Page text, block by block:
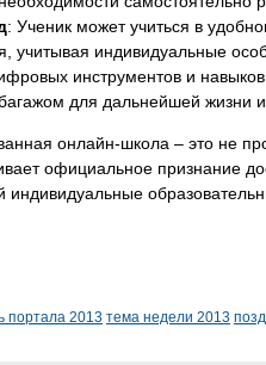
: Ученик может учиться в
учитывая индивидуальные
инструментов и
для дальнейшей жизни и
онлайн-школа – это не
официальное признание
портала 2013 тема недели 2013